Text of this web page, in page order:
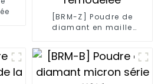
[BRM-Z] Poudre de
diamant en maille